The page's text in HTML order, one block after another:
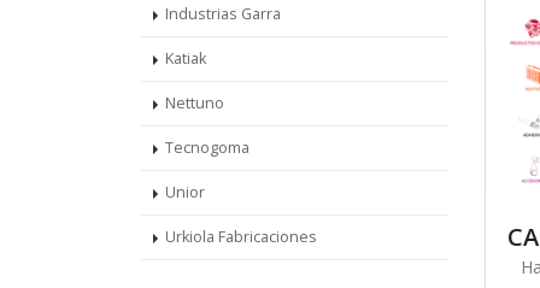
Industrias Garra
Katiak
Nettuno
Tecnogoma
Unior
Urkiola Fabricaciones